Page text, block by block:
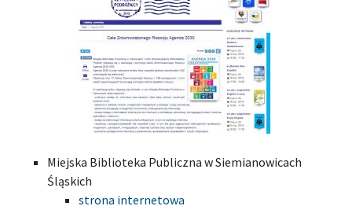
Miejska Biblioteka Publiczna w Siemianowicach
Śląskich
strona internetowa